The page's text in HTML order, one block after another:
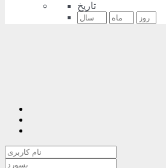
تاریخ